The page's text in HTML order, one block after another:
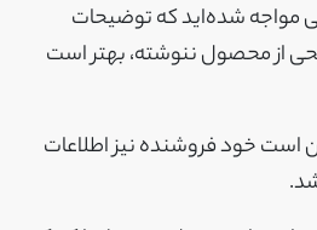
مواجه شده‌اید که توضیحات
از محصول ننوشته، بهتر است
است خود فروشنده نیز اطلاعات